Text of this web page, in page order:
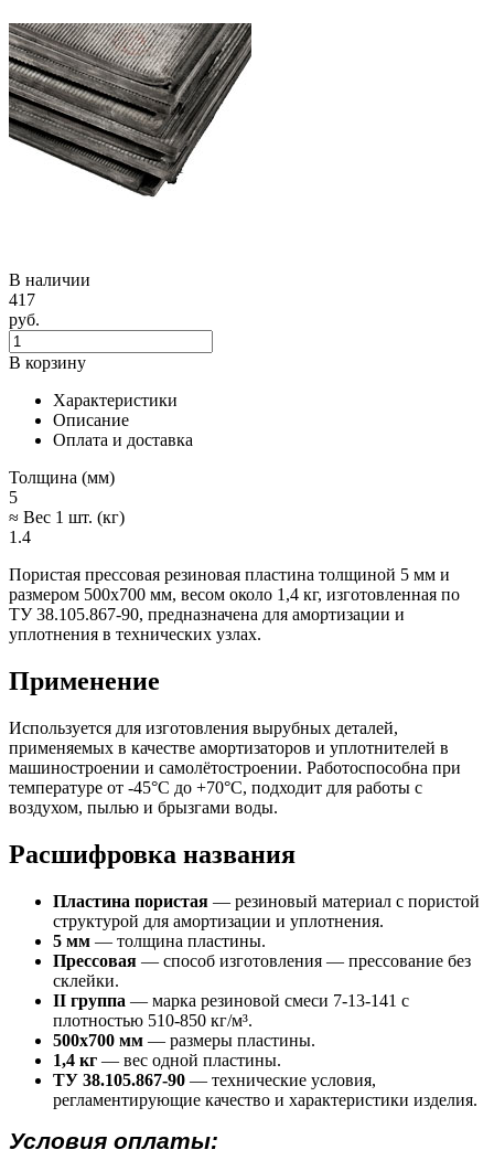
В наличии
417
руб.
В корзину
Характеристики
Описание
Оплата и доставка
Толщина (мм)
5
≈ Вес 1 шт. (кг)
1.4
Пористая прессовая резиновая пластина толщиной 5 мм и
размером 500х700 мм, весом около 1,4 кг, изготовленная по
ТУ 38.105.867-90, предназначена для амортизации и
уплотнения в технических узлах.
Применение
Используется для изготовления вырубных деталей,
применяемых в качестве амортизаторов и уплотнителей в
машиностроении и самолётостроении. Работоспособна при
температуре от -45°С до +70°С, подходит для работы с
воздухом, пылью и брызгами воды.
Расшифровка названия
Пластина пористая — резиновый материал с пористой
структурой для амортизации и уплотнения.
5 мм — толщина пластины.
Прессовая — способ изготовления — прессование без
склейки.
II группа — марка резиновой смеси 7-13-141 с
плотностью 510-850 кг/м³.
500х700 мм — размеры пластины.
1,4 кг — вес одной пластины.
ТУ 38.105.867-90 — технические условия,
регламентирующие качество и характеристики изделия.
Условия оплаты: